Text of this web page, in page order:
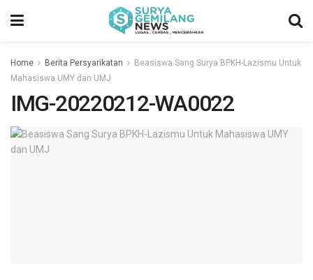
Home Berita Persyarikatan
Beasiswa Sang Surya BPKH-Lazismu Untuk
Mahasiswa UMY dan UMJ
IMG-20220212-WA0022